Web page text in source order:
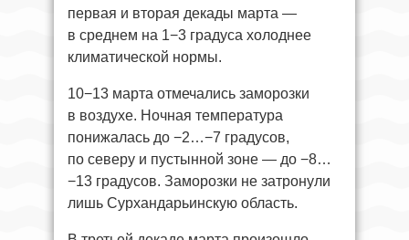
первая и вторая декады марта —
в среднем на 1−3 градуса холоднее
климатической нормы.
10−13 марта отмечались заморозки
в воздухе. Ночная температура
понижалась до −2…−7 градусов,
по северу и пустынной зоне — до −8…
−13 градусов. Заморозки не затронули
лишь Сурхандарьинскую область.